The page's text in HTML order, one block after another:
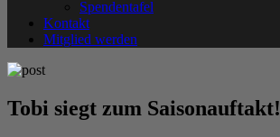
Spendentafel
Kontakt
Mitglied werden
Tobi siegt zum Saisonauftakt!